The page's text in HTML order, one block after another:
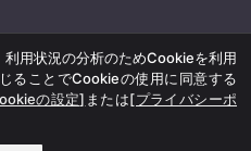
用状況の分析のためCookieを利用
ることでCookieの使用に同意する
の設定] または[プライバシーポ